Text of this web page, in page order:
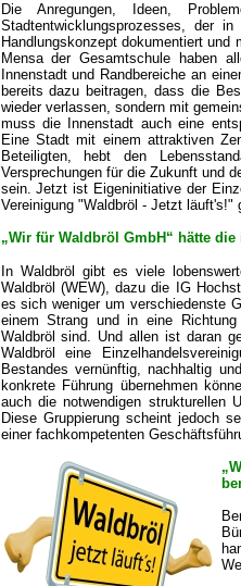
Die Anregungen, Ideen,
Stadtentwicklungsprozesses, der
Handlungskonzept dokumentiert
Mensa der Gesamtschule haben
Innenstadt und Randbereiche an
bereits dazu beitragen, dass die
wieder verlassen, sondern mit
muss die Innenstadt auch eine
Eine Stadt mit einem attraktiven
Beteiligten, hebt den
Versprechungen für die Zukunft und
sein. Jetzt ist Eigeninitiative der
Vereinigung "Waldbröl - Jetzt läuft's!"
„Wir für Waldbröl GmbH“ hätte
In Waldbröl gibt es viele
Waldbröl (WEW), dazu die IG
es sich weniger um verschiedenste
einem Strang und in eine
Waldbröl sind. Und allen ist daran
Waldbröl eine
Bestandes vernünftig, nachhaltig
konkrete Führung übernehmen
auch die notwendigen strukturellen
Diese Gruppierung scheint jedoch
einer fachkompetenten